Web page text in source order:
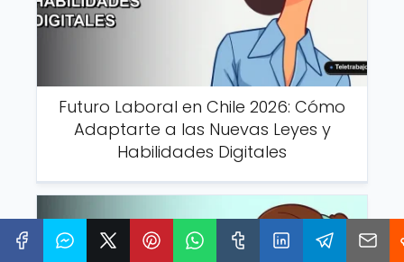
Futuro Laboral en Chile 2026: Cómo
Adaptarte a las Nuevas Leyes y
Habilidades Digitales